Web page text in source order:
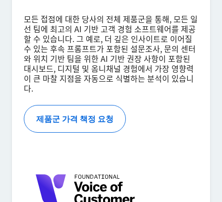
국가*
Privacy
Optin
본 정보를 제공함으로써, 당사개인정보 정책에 따라 귀하의 개인정보를
처리하는 것에 동의하게 됩니다.
제출
모든 접점에 대한 당사의 전체 제품군을 통해, 모든 일
선 팀에 최고의 AI 기반 고객 경험 소프트웨어를 제공
할 수 있습니다. 그 예로, 더 깊은 인사이트로 이어질
수 있는 후속 프롬프트가 포함된 설문조사, 문의 센터
와 위치 기반 팀을 위한 AI 기반 권장 사항이 포함된
대시보드, 디지털 및 옴니채널 경험에서 가장 영향력
이 큰 마찰 지점을 자동으로 식별하는 분석이 있습니
다.
제품군 가격 책정 요청